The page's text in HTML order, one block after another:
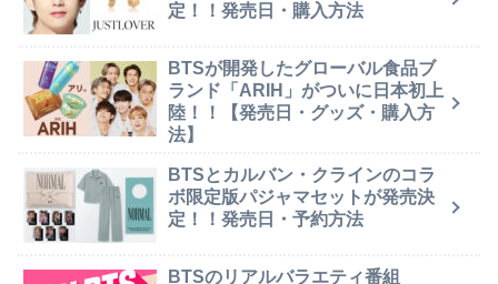
定！！発売日・購入方法
BTSが開発したグローバル食品ブ
ランド「ARIH」がついに日本初上
陸！！【発売日・グッズ・購入方
法】
BTSとカルバン・クラインのコラ
ボ限定版パジャマセットが発売決
定！！発売日・予約方法
BTSのリアルバラエティ番組